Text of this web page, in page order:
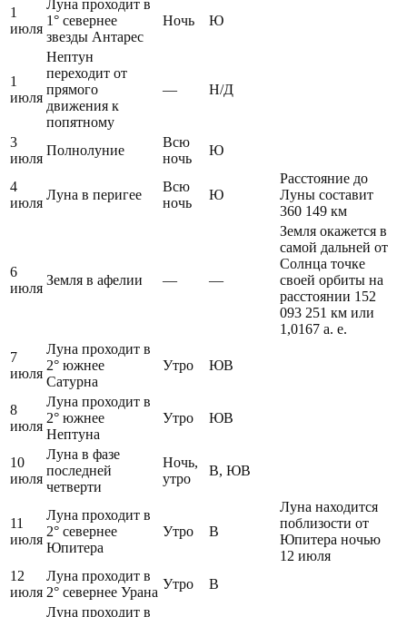
1
июля
Луна проходит в
1° севернее
звезды Антарес
Ночь Ю
1
июля
Нептун
переходит от
прямого
движения к
попятному
— Н/Д
3
июля
Полнолуние
Всю
ночь
Ю
4
июля
Луна в перигее
Всю
ночь
Ю
Расстояние до
Луны составит
360 149 км
6
июля
Земля в афелии — —
Земля окажется в
самой дальней от
Солнца точке
своей орбиты на
расстоянии 152
093 251 км или
1,0167 а. е.
7
июля
Луна проходит в
2° южнее
Сатурна
Утро ЮВ
8
июля
Луна проходит в
2° южнее
Нептуна
Утро ЮВ
10
июля
Луна в фазе
последней
четверти
Ночь,
утро
В, ЮВ
11
июля
Луна проходит в
2° севернее
Юпитера
Утро В
Луна находится
поблизости от
Юпитера ночью
12 июля
12
июля
Луна проходит в
2° севернее Урана
Утро В
Луна проходит в